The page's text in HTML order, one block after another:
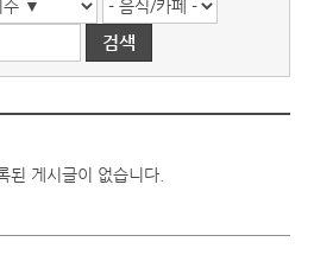
된 게시글이 없습니다.